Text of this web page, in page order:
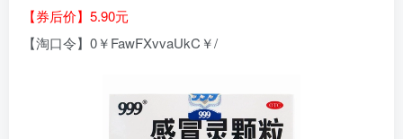
【券后价】5.90元
【淘口令】0￥FawFXvvaUkC￥/